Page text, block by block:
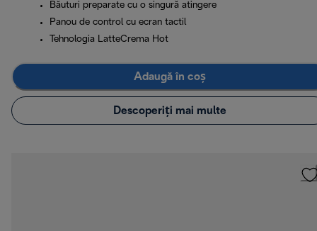
Băuturi preparate cu o singură atingere
Panou de control cu ecran tactil
Tehnologia LatteCrema Hot
Adaugă în coș
Descoperiți mai multe